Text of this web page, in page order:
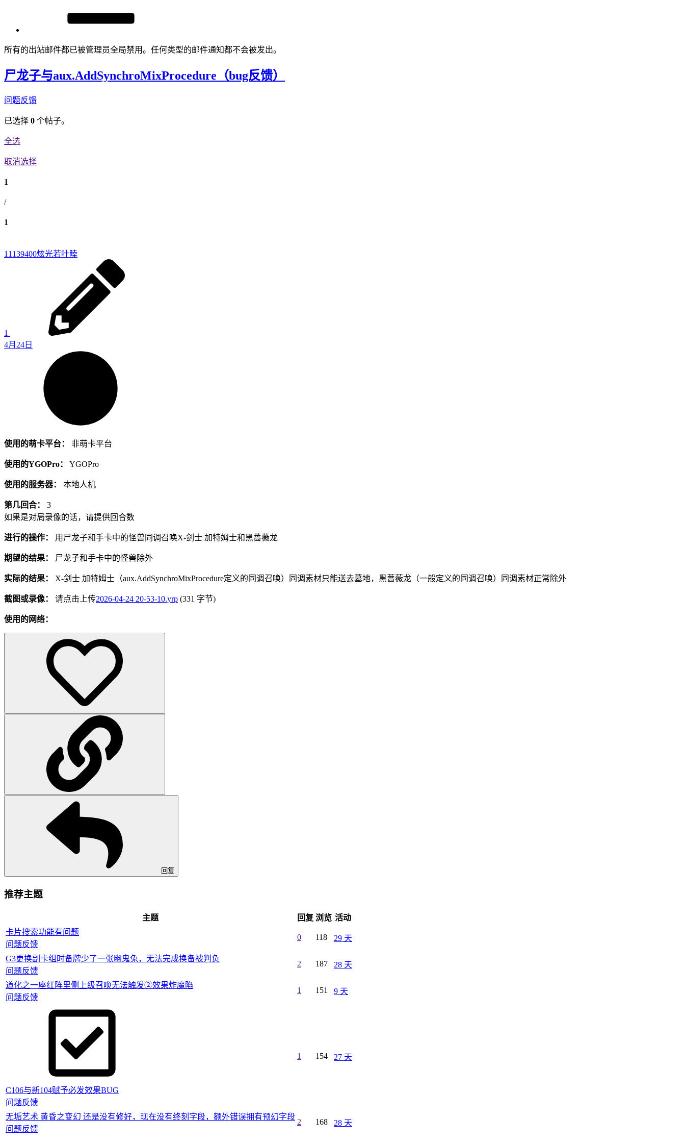
所有的出站邮件都已被管理员全局禁用。任何类型的邮件通知都不会被发出。
尸龙子与aux.AddSynchroMixProcedure（bug反馈）
问题反馈
已选择 0 个帖子。
全选
取消选择
1
/
1
11139400炫光若叶睦
1
4月24日
使用的萌卡平台： 非萌卡平台
使用的YGOPro： YGOPro
使用的服务器： 本地人机
第几回合：
3
如果是对局录像的话，请提供回合数
进行的操作： 用尸龙子和手卡中的怪兽同调召唤X-剑士 加特姆士和黑蔷薇龙
期望的结果： 尸龙子和手卡中的怪兽除外
实际的结果： X-剑士 加特姆士（aux.AddSynchroMixProcedure定义的同调召唤）同调素材只能送去墓地，黑蔷薇龙（一般定义的同调召唤）同调素材正常除外
截图或录像： 请点击上传2026-04-24 20-53-10.yrp (331 字节)
使用的网络：
回复
推荐主题
主题 回复 浏览 活动
卡片搜索功能有问题
问题反馈
0 118 29 天
G3更换副卡组时备牌少了一张幽鬼兔，无法完成换备被判负
问题反馈
2 187 28 天
道化之一座红阵里侧上级召唤无法触发②效果炸魔陷
问题反馈
1 151 9 天
C106与新104赋予必发效果BUG
问题反馈
1 154 27 天
无垢艺术 黄昏之变幻 还是没有修好，现在没有终刻字段，额外错误拥有预幻字段
问题反馈
2 168 28 天